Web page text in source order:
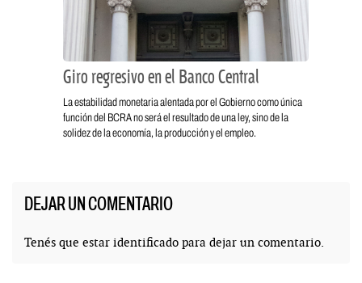
Giro regresivo en el Banco Central
La estabilidad monetaria alentada por el Gobierno como única
función del BCRA no será el resultado de una ley, sino de la
solidez de la economía, la producción y el empleo.
DEJAR UN COMENTARIO
Tenés que estar identificado para dejar un comentario.